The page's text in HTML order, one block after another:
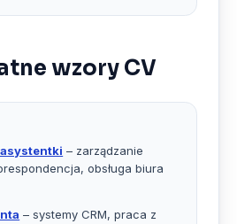
wzory CV
– zarządzanie
obsługa biura
– systemy CRM, praca z